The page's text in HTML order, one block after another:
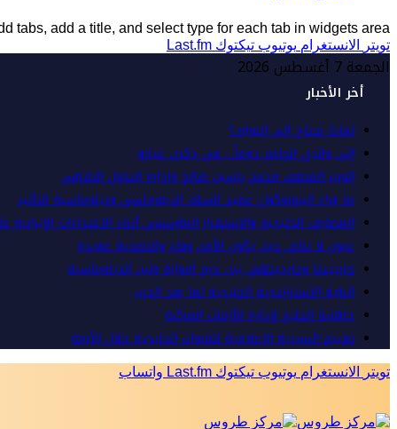
tabs, add a title, and select type for each tab in widgets area.
تويتر
الانستغرام يوتيوب تيكتوك Last.fm
الجمعة 7 أغسطس 2026
أخر الأخبار
لماذا نحتاج إلى التوازن؟
إلى والدِي الحاضرِ دوماً… في ذِكرى غيابِه
الوزير المثقف محمد ياسين صالح وإدارة التحول الثقافي
ما وراء البروتوكول: عميد السلك الدبلوماسي ودبلوماسية التأثير
المصارف الخليجية والاستقرار المؤسسي أثناء الاعتداءات
عيون لا تنام.. حين يكون الأمن وفاء والتضحية عقيدة
خارجيتنا وخارجيتهم.. بين حزم الرواية ولين الدبلوماسية
الرؤية الاستراتيجية الخليجية لما بعد الحرب
جاهزية الخليج لإدارة الأزمات المركبة
تقييم السردية الإعلامية للقنوات الخليجية خلال الأزمة
تويتر الانستغرام يوتيوب تيكتوك Last.fm واتساب